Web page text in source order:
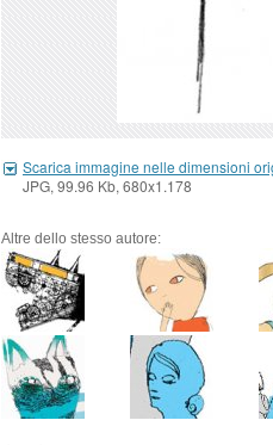
Scarica immagine nelle dimensioni
JPG, 99.96 Kb, 680x1.178
Altre dello stesso autore: